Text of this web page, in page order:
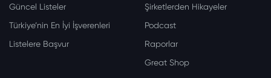
Güncel Listeler
Türkiye’nin En İyi İşverenleri
Listelere Başvur
Şirketlerden Hikayeler
Podcast
Raporlar
Great Shop